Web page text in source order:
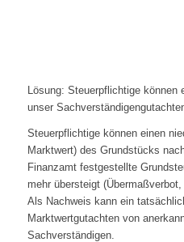
Lösung: Steuerpflichtige können
unser
Steuerpflichtige können einen
Marktwert) des Grundstücks
Finanzamt festgestellte
mehr übersteigt
Als Nachweis kann ein
Marktwertgutachten von
Sachverständigen.